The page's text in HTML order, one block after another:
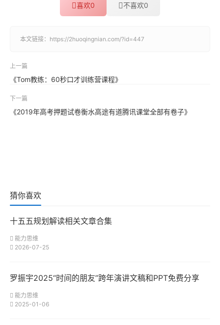
喜欢0 不喜欢0
本文链接： https://2huoqingnian.com/?id=447
上一篇
《Tom教练：60秒口才训练营课程》
下一篇
《2019年高考押题试卷衡水高途有道腾讯课堂全部有卷子》
猜你喜欢
十五五规划解读相关文章合集
能力思维
2026-07-25
罗振宇2025“时间的朋友”跨年演讲文稿和PPT免费分享
能力思维
2025-01-06